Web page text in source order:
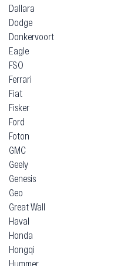
Dallara
Dodge
Donkervoort
Eagle
FSO
Ferrari
Fiat
Fisker
Ford
Foton
GMC
Geely
Genesis
Geo
Great Wall
Haval
Honda
Hongqi
Hummer